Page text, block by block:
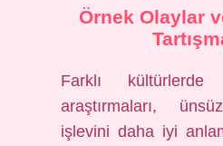
Örnek Olaylar
Farklı
araştırmaları,
işlevini daha iyi